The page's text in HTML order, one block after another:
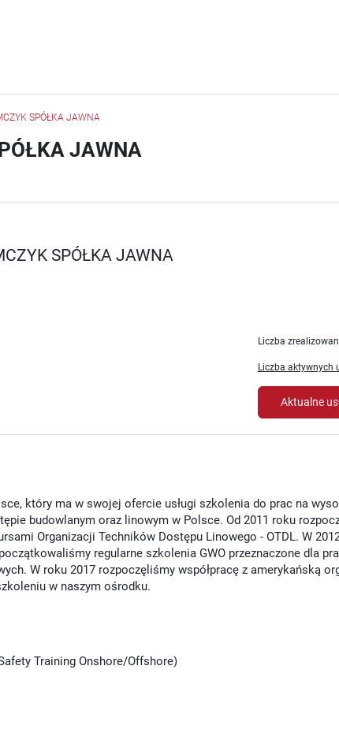
SPÓŁKA JAWNA
JAWNA
SPÓŁKA JAWNA
Liczba
Liczba aktywnych
Aktualne
który ma w swojej ofercie usługi szkolenia do prac na
budowlanym oraz linowym w Polsce. Od 2011 roku
Organizacji Techników Dostępu Linowego - OTDL. W
regularne szkolenia GWO przeznaczone dla
W roku 2017 rozpoczęliśmy współpracę z amerykańską
w naszym ośrodku.
Training Onshore/Offshore)